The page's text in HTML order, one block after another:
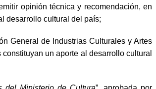
opinión técnica y recomendación, en
desarrollo cultural del país;
General de Industrias Culturales y Artes
un aporte al desarrollo cultural